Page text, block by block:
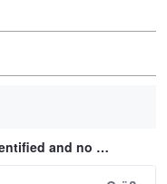
Identified and no longer used